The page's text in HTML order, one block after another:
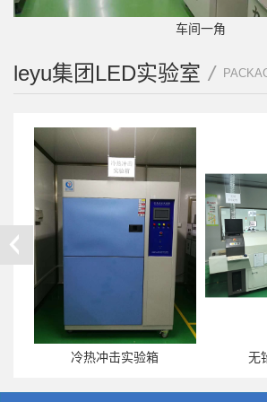
车间一角
leyu集团LED实验室 /
冷热冲击实验箱 无